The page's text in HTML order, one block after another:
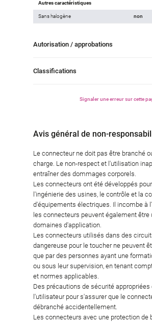
Autres caractéristiques
Sans halogène non
Autorisation / approbations
Classifications
Signaler une erreur sur cette
Avis général de non-
Le connecteur ne doit pas être branché
charge. Le non-respect et l'utilisation
entraîner des dommages corporels.
Les connecteurs ont été développés
l'ingénierie des usines, le contrôle et la
d'équipements électriques. Il incombe à
les connecteurs peuvent également
domaines d'application.
Les connecteurs utilisés dans des
dangereuse pour le toucher ne peuvent
que par des personnes ayant une
ou sous leur supervision, en tenant
et normes applicables.
Des précautions de sécurité
l'utilisateur pour s'assurer que le
débranché accidentellement.
Les connecteurs avec une protection de